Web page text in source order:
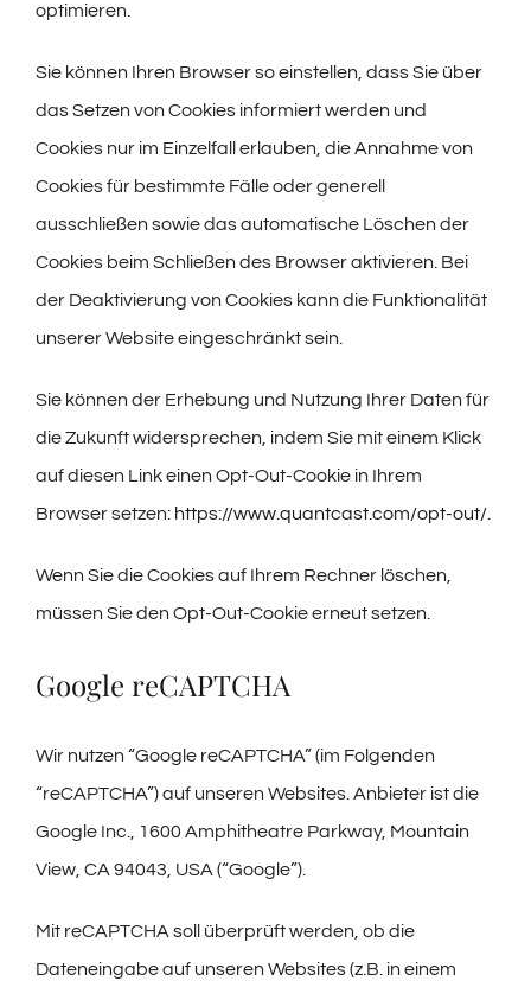
optimieren.
Sie können Ihren Browser so einstellen, dass Sie über
das Setzen von Cookies informiert werden und
Cookies nur im Einzelfall erlauben, die Annahme von
Cookies für bestimmte Fälle oder generell
ausschließen sowie das automatische Löschen der
Cookies beim Schließen des Browser aktivieren. Bei
der Deaktivierung von Cookies kann die Funktionalität
unserer Website eingeschränkt sein.
Sie können der Erhebung und Nutzung Ihrer Daten für
die Zukunft widersprechen, indem Sie mit einem Klick
auf diesen Link einen Opt-Out-Cookie in Ihrem
Browser setzen: https://www.quantcast.com/opt-out/
Wenn Sie die Cookies auf Ihrem Rechner löschen,
müssen Sie den Opt-Out-Cookie erneut setzen.
Google reCAPTCHA
Wir nutzen “Google reCAPTCHA” (im Folgenden
“reCAPTCHA”) auf unseren Websites. Anbieter ist die
Google Inc., 1600 Amphitheatre Parkway, Mountain
View, CA 94043, USA (“Google”).
Mit reCAPTCHA soll überprüft werden, ob die
Dateneingabe auf unseren Websites (z.B. in einem